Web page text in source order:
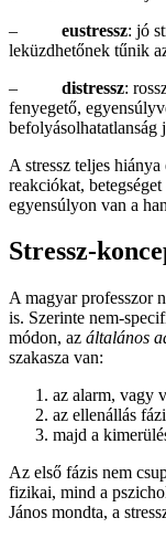
– eustressz: jó
leküzdhetőnek tűnik
– distressz:
fenyegető,
befolyásolhatatlanság
A stressz teljes
reakciókat,
egyensúlyon van a
Stressz-
A magyar professzor
is. Szerinte nem-
módon, az általános
szakasza van:
az alarm, vagy
az ellenállás
majd a
Az első fázis nem
fizikai, mind a
János mondta, a